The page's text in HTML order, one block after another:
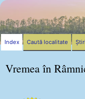
Vremea în
Index Caută localitate